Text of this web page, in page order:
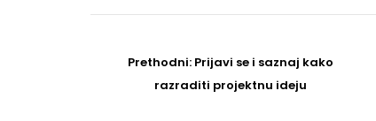
navigation
Prethodni: Prethodni
post
Prijavi se i saznaj kako
razraditi projektnu ideju